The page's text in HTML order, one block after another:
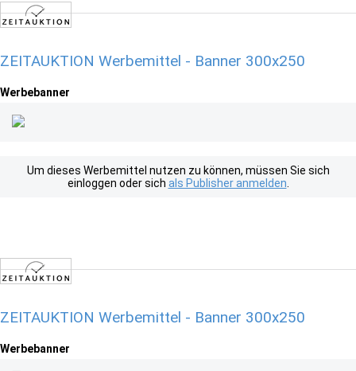
ZEITAUKTION Werbemittel - Banner 300x250
Werbebanner
Um dieses Werbemittel nutzen zu können, müssen Sie sich
einloggen oder sich als Publisher anmelden
ZEITAUKTION Werbemittel - Banner 300x250
Werbebanner